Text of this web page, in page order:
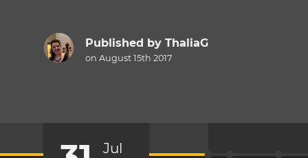
Published by ThaliaG
on August 15th 2017
Jul